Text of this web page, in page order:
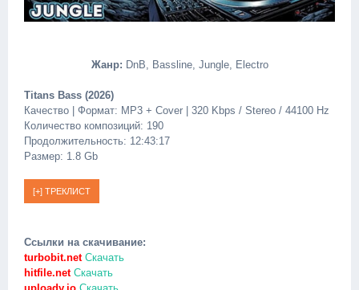
Жанр: DnB, Bassline, Jungle, Electro
Titans Bass (2026)
Качество | Формат: MP3 + Cover | 320 Kbps / Stereo / 44100 Hz
Количество композиций: 190
Продолжительность: 12:43:17
Размер: 1.8 Gb
Ссылки на скачивание:
turbobit.netСкачать
hitfile.netСкачать